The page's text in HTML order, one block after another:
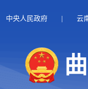
中央人民政府 | 云